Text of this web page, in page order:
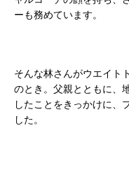
ーも務めています。
そんな林さんがウエイト
のとき。父親とともに、
したことをきっかけに、
した。